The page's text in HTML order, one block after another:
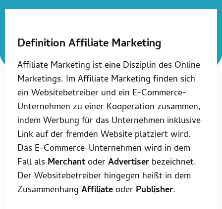
Definition Affiliate Marketing
Affiliate Marketing ist eine Disziplin des Online
Marketings. Im Affiliate Marketing finden sich
ein Websitebetreiber und ein E-Commerce-
Unternehmen zu einer Kooperation zusammen,
indem Werbung für das Unternehmen inklusive
Link auf der fremden Website platziert wird.
Das E-Commerce-Unternehmen wird in dem
Fall als MerchantoderAdvertiser bezeichnet.
Der Websitebetreiber hingegen heißt in dem
Zusammenhang Affiliateoder Publisher.